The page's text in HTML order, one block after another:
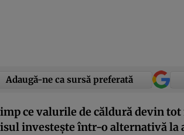
Adaugă-ne ca sursă preferată
ce valurile de căldură devin
investește într-o alternativă la